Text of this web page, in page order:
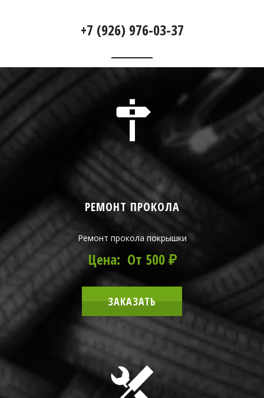
+7 (926) 976-03-37
РЕМОНТ ПРОКОЛА
Ремонт прокола покрышки
Цена: От 500 ₽
ЗАКАЗАТЬ